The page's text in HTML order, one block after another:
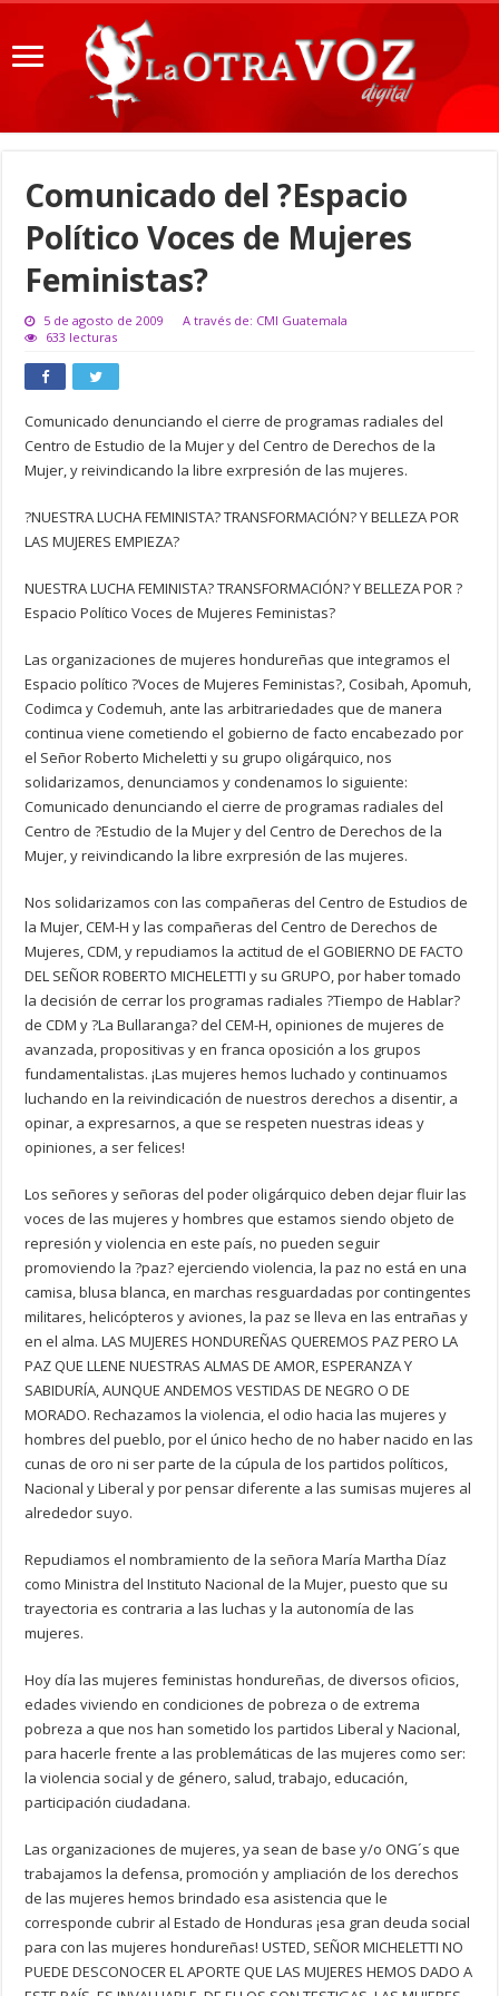
Comunicado del ?Espacio
Político Voces de Mujeres
Feministas?
5 de agosto de 2009
A través de: CMI Guatemala
633 lecturas
Comunicado denunciando el cierre de programas radiales del
Centro de Estudio de la Mujer y del Centro de Derechos de la
Mujer, y reivindicando la libre exrpresión de las mujeres.
?NUESTRA LUCHA FEMINISTA? TRANSFORMACIÓN? Y BELLEZA POR
LAS MUJERES EMPIEZA?
NUESTRA LUCHA FEMINISTA? TRANSFORMACIÓN? Y BELLEZA POR ?
Espacio Político Voces de Mujeres Feministas?
Las organizaciones de mujeres hondureñas que integramos el
Espacio político ?Voces de Mujeres Feministas?, Cosibah, Apomuh,
Codimca y Codemuh, ante las arbitrariedades que de manera
continua viene cometiendo el gobierno de facto encabezado por
el Señor Roberto Micheletti y su grupo oligárquico, nos
solidarizamos, denunciamos y condenamos lo siguiente:
Comunicado denunciando el cierre de programas radiales del
Centro de ?Estudio de la Mujer y del Centro de Derechos de la
Mujer, y reivindicando la libre exrpresión de las mujeres.
Nos solidarizamos con las compañeras del Centro de Estudios de
la Mujer, CEM-H y las compañeras del Centro de Derechos de
Mujeres, CDM, y repudiamos la actitud de el GOBIERNO DE FACTO
DEL SEÑOR ROBERTO MICHELETTI y su GRUPO, por haber tomado
la decisión de cerrar los programas radiales ?Tiempo de Hablar?
de CDM y ?La Bullaranga? del CEM-H, opiniones de mujeres de
avanzada, propositivas y en franca oposición a los grupos
fundamentalistas. ¡Las mujeres hemos luchado y continuamos
luchando en la reivindicación de nuestros derechos a disentir, a
opinar, a expresarnos, a que se respeten nuestras ideas y
opiniones, a ser felices!
Los señores y señoras del poder oligárquico deben dejar fluir las
voces de las mujeres y hombres que estamos siendo objeto de
represión y violencia en este país, no pueden seguir
promoviendo la ?paz? ejerciendo violencia, la paz no está en una
camisa, blusa blanca, en marchas resguardadas por contingentes
militares, helicópteros y aviones, la paz se lleva en las entrañas y
en el alma. LAS MUJERES HONDUREÑAS QUEREMOS PAZ PERO LA
PAZ QUE LLENE NUESTRAS ALMAS DE AMOR, ESPERANZA Y
SABIDURÍA, AUNQUE ANDEMOS VESTIDAS DE NEGRO O DE
MORADO. Rechazamos la violencia, el odio hacia las mujeres y
hombres del pueblo, por el único hecho de no haber nacido en las
cunas de oro ni ser parte de la cúpula de los partidos políticos,
Nacional y Liberal y por pensar diferente a las sumisas mujeres al
alrededor suyo.
Repudiamos el nombramiento de la señora María Martha Díaz
como Ministra del Instituto Nacional de la Mujer, puesto que su
trayectoria es contraria a las luchas y la autonomía de las
mujeres.
Hoy día las mujeres feministas hondureñas, de diversos oficios,
edades viviendo en condiciones de pobreza o de extrema
pobreza a que nos han sometido los partidos Liberal y Nacional,
para hacerle frente a las problemáticas de las mujeres como ser:
la violencia social y de género, salud, trabajo, educación,
participación ciudadana.
Las organizaciones de mujeres, ya sean de base y/o ONG´s que
trabajamos la defensa, promoción y ampliación de los derechos
de las mujeres hemos brindado esa asistencia que le
corresponde cubrir al Estado de Honduras ¡esa gran deuda social
para con las mujeres hondureñas! USTED, SEÑOR MICHELETTI NO
PUEDE DESCONOCER EL APORTE QUE LAS MUJERES HEMOS DADO A